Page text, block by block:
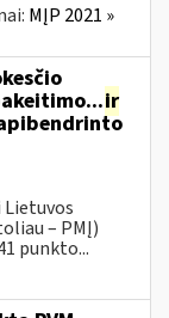
MĮP 2021 »
ir
– PMĮ)
punkto...